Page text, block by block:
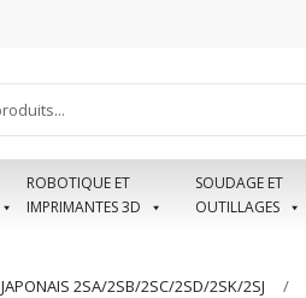
ROBOTIQUE ET
IMPRIMANTES 3D
SOUDAGE ET
OUTILLAGES
JAPONAIS 2SA/2SB/2SC/2SD/2SK/2SJ